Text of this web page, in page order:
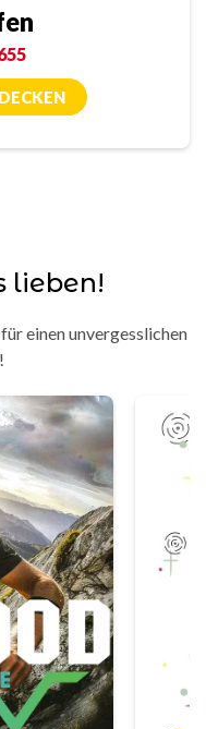
lieben!
einen unvergesslichen